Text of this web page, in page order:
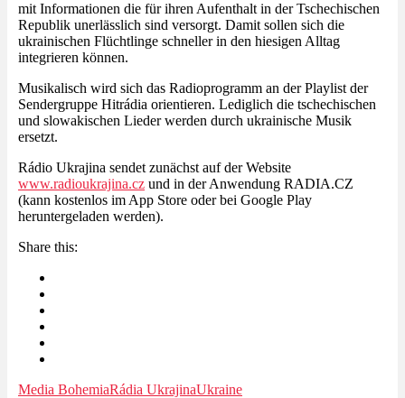
mit Informationen die für ihren Aufenthalt in der Tschechischen
Republik unerlässlich sind versorgt. Damit sollen sich die
ukrainischen Flüchtlinge schneller in den hiesigen Alltag
integrieren können.
Musikalisch wird sich das Radioprogramm an der Playlist der
Sendergruppe Hitrádia orientieren. Lediglich die tschechischen
und slowakischen Lieder werden durch ukrainische Musik
ersetzt.
Rádio Ukrajina sendet zunächst auf der Website
www.radioukrajina.cz und in der Anwendung RADIA.CZ
(kann kostenlos im App Store oder bei Google Play
heruntergeladen werden).
Share this:
Media BohemiaRádia UkrajinaUkraine